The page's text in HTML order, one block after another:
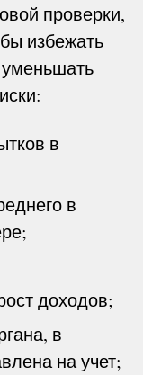
проверки,
избежать
уменьшать
в
в
доходов;
в
на учет;